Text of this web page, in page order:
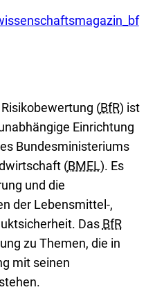
(BfR) ist
Einrichtung
Bundesministeriums
(BMEL). Es
und die
der Lebensmittel-,
Das BfR
zu Themen, die in
mit seinen